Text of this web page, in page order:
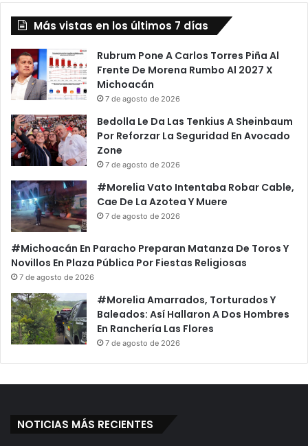
Más vistas en los últimos 7 días
Rubrum Pone A Carlos Torres Piña Al
Frente De Morena Rumbo Al 2027 X
Michoacán
7 de agosto de 2026
Bedolla Le Da Las Tenkius A Sheinbaum
Por Reforzar La Seguridad En Avocado
Zone
7 de agosto de 2026
#Morelia Vato Intentaba Robar Cable,
Cae De La Azotea Y Muere
7 de agosto de 2026
#Michoacán En Paracho Preparan Matanza De Toros Y
Novillos En Plaza Pública Por Fiestas Religiosas
7 de agosto de 2026
#Morelia Amarrados, Torturados Y
Baleados: Así Hallaron A Dos Hombres
En Ranchería Las Flores
7 de agosto de 2026
NOTICIAS MÁS RECIENTES